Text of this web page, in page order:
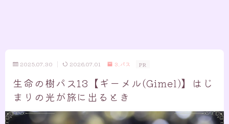
2025.07.30 2026.07.01 3.パス PR
生命の樹パス13【ギーメル(Gimel)】はじ
まりの光が旅に出るとき